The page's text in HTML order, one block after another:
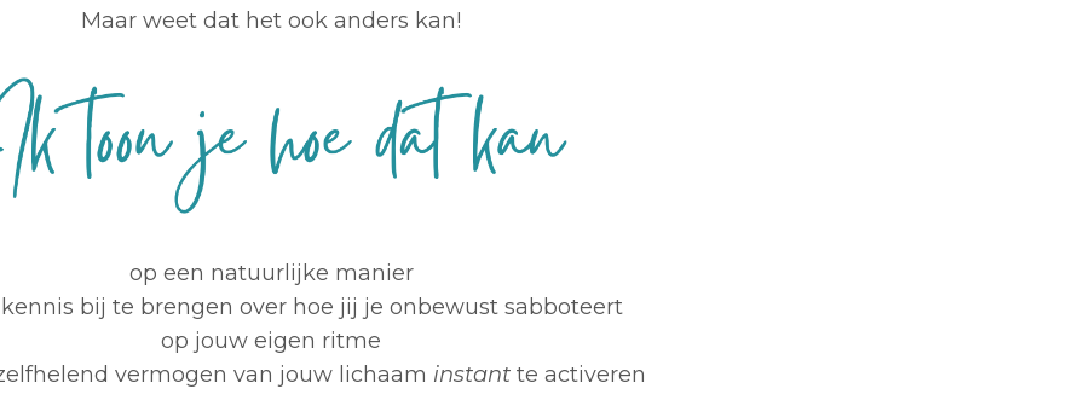
Maar weet dat het ook anders kan!
op een natuurlijke manier
bij te brengen over hoe jij je onbewust sabboteert
op jouw eigen ritme
vermogen van jouw lichaam instant te activeren